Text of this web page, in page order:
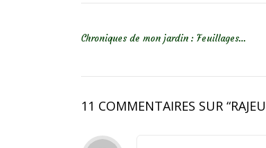
Chroniques de mon jardin : Feuillages…
11 COMMENTAIRES SUR “